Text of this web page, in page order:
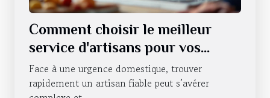
Comment choisir le meilleur
service d'artisans pour vos
urgences domestiques ?
Face à une urgence domestique, trouver
rapidement un artisan fiable peut s’avérer